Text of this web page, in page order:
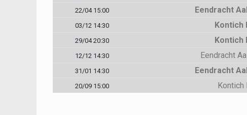
22/04 15:00 Eendracht
03/12 14:30 Kontich
29/04 20:30 Kontich
12/12 14:30 Eendracht
31/01 14:30 Eendracht
20/09 15:00 Kontich